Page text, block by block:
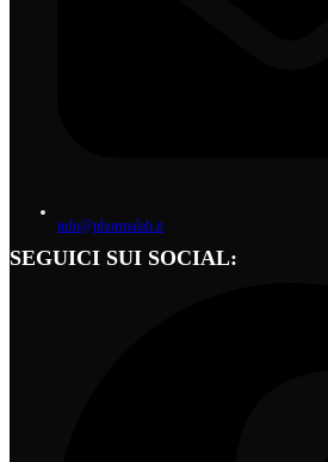
info@phormalab.it
SEGUICI SUI SOCIAL: